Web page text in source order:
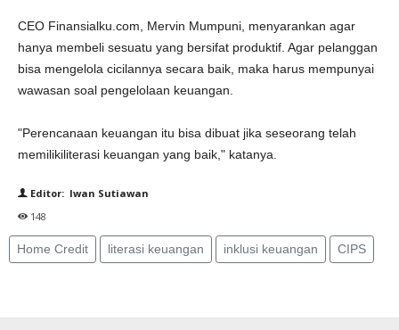
CEO Finansialku.com, Mervin Mumpuni, menyarankan agar
hanya membeli sesuatu yang bersifat produktif. Agar pelanggan
bisa mengelola cicilannya secara baik, maka harus mempunyai
wawasan soal pengelolaan keuangan.
"Perencanaan keuangan itu bisa dibuat jika seseorang telah
memilikiliterasi keuangan yang baik," katanya.
Editor: Iwan Sutiawan
148
Home Credit literasi keuangan inklusi keuangan CIPS